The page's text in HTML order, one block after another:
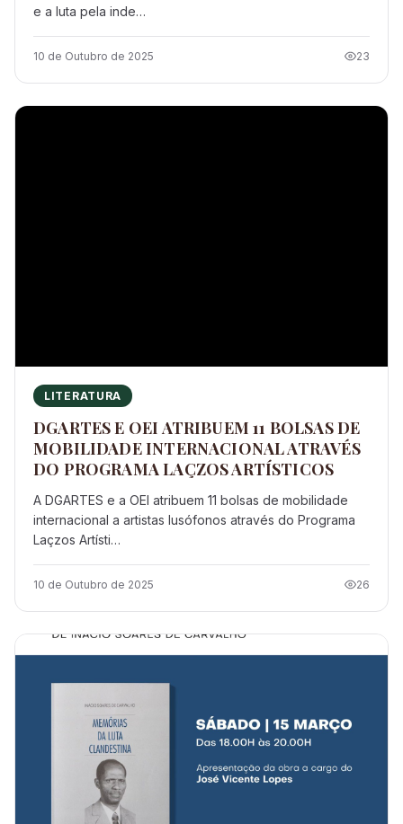
e a luta pela inde…
10 de Outubro de 2025 23
LITERATURA
DGARTES E OEI ATRIBUEM 11 BOLSAS DE
MOBILIDADE INTERNACIONAL ATRAVÉS
DO PROGRAMA LAÇZOS ARTÍSTICOS
A DGARTES e a OEI atribuem 11 bolsas de mobilidade
internacional a artistas lusófonos através do Programa
Laçzos Artísti…
10 de Outubro de 2025 26